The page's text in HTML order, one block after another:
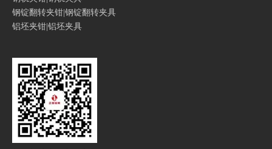
钢锭翻转夹钳|钢锭翻转夹具
铝坯夹钳|铝坯夹具